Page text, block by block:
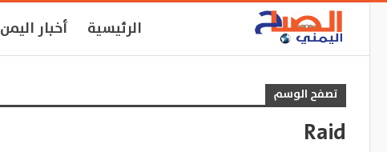
الرئيسية أخبار اليمن
تصفح الوسم
Raid